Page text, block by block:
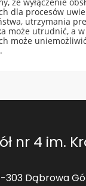
dla procesów
utrzymania
może utrudnić, a
może
nr 4 im.
303 Dąbrowa